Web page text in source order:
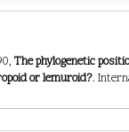
The phylogenetic
or lemuroid?.